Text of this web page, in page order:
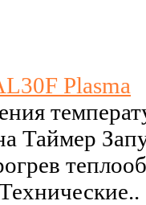
Plasma
Таймер